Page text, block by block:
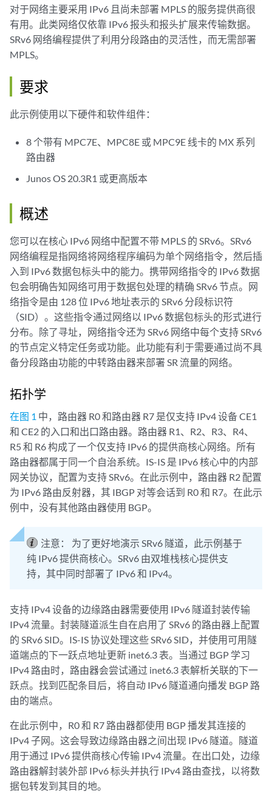
对于网络主要采用 IPv6 且尚未部署 MPLS 的服务提供商很
有用。此类网络仅依靠 IPv6 报头和报头扩展来传输数据。
SRv6 网络编程提供了利用分段路由的灵活性，而无需部署
MPLS。
要求
此示例使用以下硬件和软件组件：
8 个带有 MPC7E、MPC8E 或 MPC9E 线卡的 MX 系列
路由器
Junos OS 20.3R1 或更高版本
概述
您可以在核心 IPv6 网络中配置不带 MPLS 的 SRv6。SRv6
网络编程是指网络将网络程序编码为单个网络指令，然后插
入到 IPv6 数据包标头中的能力。携带网络指令的 IPv6 数据
包会明确告知网络可用于数据包处理的精确 SRv6 节点。网
络指令是由 128 位 IPv6 地址表示的 SRv6 分段标识符
（SID）。这些指令通过网络以 IPv6 数据包标头的形式进行
分布。除了寻址，网络指令还为 SRv6 网络中每个支持 SRv6
的节点定义特定任务或功能。此功能有利于需要通过尚不具
备分段路由功能的中转路由器来部署 SR 流量的网络。
拓扑学
在图 1 中，路由器 R0 和路由器 R7 是仅支持 IPv4 设备 CE1
和 CE2 的入口和出口路由器。路由器 R1、R2、R3、R4、
R5 和 R6 构成了一个仅支持 IPv6 的提供商核心网络。所有
路由器都属于同一个自治系统。IS-IS 是 IPv6 核心中的内部
网关协议，配置为支持 SRv6。在此示例中，路由器 R2 配置
为 IPv6 路由反射器，其 IBGP 对等会话到 R0 和 R7。在此示
例中，没有其他路由器使用 BGP。
注意：
为了更好地演示 SRv6 隧道，此示例基于
纯 IPv6 提供商核心。SRv6 由双堆栈核心提供支
持，其中同时部署了 IPv6 和 IPv4。
支持 IPv4 设备的边缘路由器需要使用 IPv6 隧道封装传输
IPv4 流量。封装隧道派生自在启用了 SRv6 的路由器上配置
的 SRv6 SID。IS-IS 协议处理这些 SRv6 SID，并使用可用隧
道端点的下一跃点地址更新 inet6.3 表。当通过 BGP 学习
IPv4 路由时，路由器会尝试通过 inet6.3 表解析关联的下一
跃点。找到匹配条目后，将自动 IPv6 隧道通向播发 BGP 路
由的端点。
在此示例中，R0 和 R7 路由器都使用 BGP 播发其连接的
IPv4 子网。这会导致边缘路由器之间出现 IPv6 隧道。隧道
用于通过 IPv6 提供商核心传输 IPv4 流量。在出口处，边缘
路由器解封装外部 IPv6 标头并执行 IPv4 路由查找，以将数
据包转发到其目的地。